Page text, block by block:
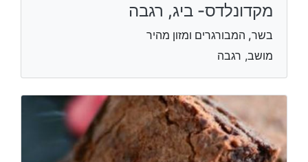
מקדונלדס- ביג, רגבה
בשר, המבורגרים ומזון מהיר
מושב, רגבה